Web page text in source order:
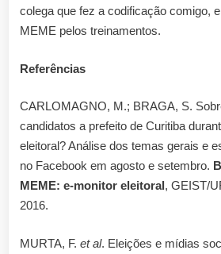
colega que fez a codificação comigo,
MEME pelos treinamentos.
Referências
CARLOMAGNO, M.; BRAGA, S.
candidatos a prefeito de Curitiba
eleitoral? Análise dos temas gerais e
no Facebook em agosto e setembro.
MEME: e-monitor eleitoral , GEIST/
2016.
MURTA, F. et al. Eleições e mídias